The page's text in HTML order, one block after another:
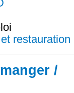
restauration
/